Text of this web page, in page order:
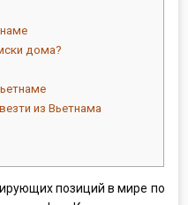
дома?
из Вьетнама
позиций в мире по